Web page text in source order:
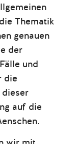
Thematik
genauen
der
und
die
dieser
auf die